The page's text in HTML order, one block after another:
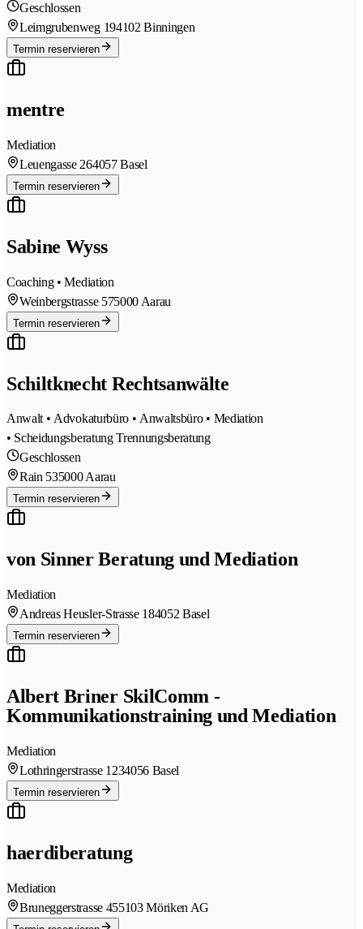
Geschlossen
Leimgrubenweg 194102 Binningen
Termin reservieren
mentre
Mediation
Leuengasse 264057 Basel
Termin reservieren
Sabine Wyss
Coaching • Mediation
Weinbergstrasse 575000 Aarau
Termin reservieren
Schiltknecht Rechtsanwälte
Anwalt • Advokaturbüro • Anwaltsbüro • Mediation
• Scheidungsberatung Trennungsberatung
Geschlossen
Rain 535000 Aarau
Termin reservieren
von Sinner Beratung und Mediation
Mediation
Andreas Heusler-Strasse 184052 Basel
Termin reservieren
Albert Briner SkilComm -
Kommunikationstraining und Mediation
Mediation
Lothringerstrasse 1234056 Basel
Termin reservieren
haerdiberatung
Mediation
Bruneggerstrasse 455103 Möriken AG